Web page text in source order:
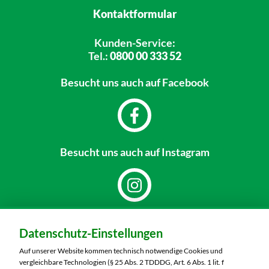
Kontaktformular
Kunden-Service:
Tel.:0800 00 333 52
Besucht unsauch auf Facebook
Besucht unsauch auf Instagram
MARKTKAUF Nobitz
Altenburger Straße 29
04603 Nobitz
Datenschutz-Einstellungen
Auf unserer Website kommen technisch notwendige Cookies und
vergleichbare Technologien (§ 25 Abs. 2 TDDDG, Art. 6 Abs. 1 lit. f